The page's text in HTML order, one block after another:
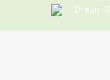
Dream-